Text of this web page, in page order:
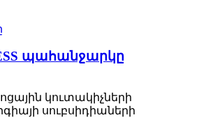
պահանջարկը
կուտակիչների
սուբսիդիաների